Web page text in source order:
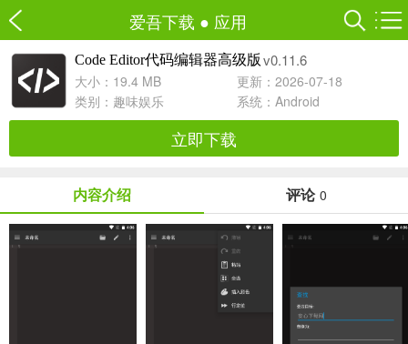
爱吾下载 ● 应用
Code Editor代码编辑器高级版 v0.11.6
大小：19.4 MB
更新：2026-07-18
类别： 趣味娱乐 系统：Android
立即下载
内容介绍 评论 0